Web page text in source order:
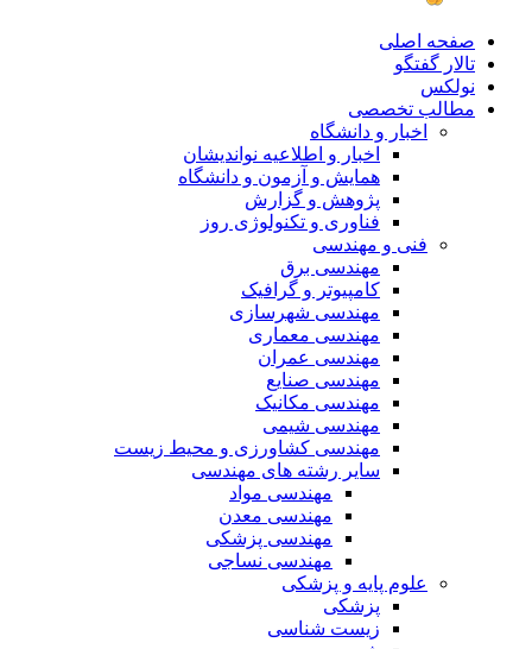
صفحه اصلی
تالار گفتگو
نولکس
مطالب تخصصی
اخبار و دانشگاه
اخبار و اطلاعیه نواندیشان
همایش و آزمون و دانشگاه
پژوهش و گزارش
فناوری و تکنولوژی روز
فنی و مهندسی
مهندسی برق
کامپیوتر و گرافیک
مهندسی شهرسازی
مهندسی معماری
مهندسی عمران
مهندسی صنایع
مهندسی مکانیک
مهندسی شیمی
مهندسی کشاورزی و محیط زیست
سایر رشته های مهندسی
مهندسی مواد
مهندسی معدن
مهندسی پزشکی
مهندسی نساجی
علوم پایه و پزشکی
پزشکی
زیست شناسی